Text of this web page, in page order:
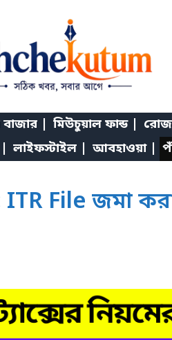
| মিউচুয়াল ফান্ড |
লাইফস্টাইল | আবহাওয়া |
File জমা